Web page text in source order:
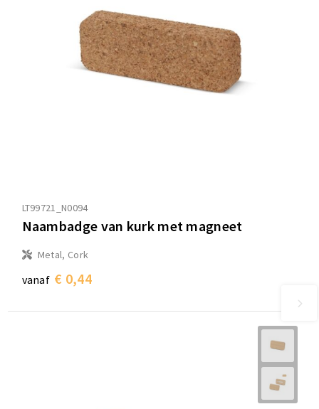
LT99721_N0094
Naambadge van kurk met magneet
Metal, Cork
vanaf € 0,44